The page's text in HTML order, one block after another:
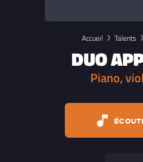
Accueil Talents
DUO
Piano,